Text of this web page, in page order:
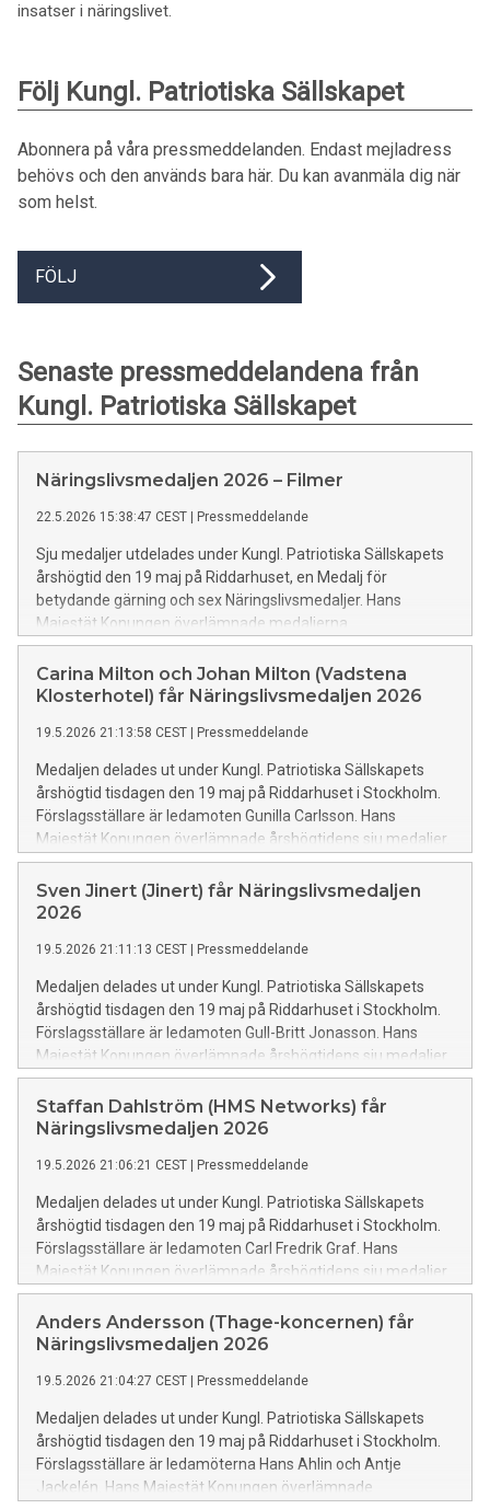
insatser i näringslivet.
Följ Kungl. Patriotiska Sällskapet
Abonnera på våra pressmeddelanden. Endast mejladress
behövs och den används bara här. Du kan avanmäla dig när
som helst.
FÖLJ
Senaste pressmeddelandena från
Kungl. Patriotiska Sällskapet
Näringslivsmedaljen 2026 – Filmer
22.5.2026 15:38:47 CEST Pressmeddelande
Sju medaljer utdelades under Kungl. Patriotiska Sällskapets
årshögtid den 19 maj på Riddarhuset, en Medalj för
betydande gärning och sex Näringslivsmedaljer. Hans
Majestät Konungen överlämnade medaljerna.
Carina Milton och Johan Milton (Vadstena
Klosterhotel) får Näringslivsmedaljen 2026
19.5.2026 21:13:58 CEST Pressmeddelande
Medaljen delades ut under Kungl. Patriotiska Sällskapets
årshögtid tisdagen den 19 maj på Riddarhuset i Stockholm.
Förslagsställare är ledamoten Gunilla Carlsson. Hans
Majestät Konungen överlämnade årshögtidens sju medaljer.
Johan Miltons togs emot av dottern vd Matilda Milton.
Sven Jinert (Jinert) får Näringslivsmedaljen
2026
19.5.2026 21:11:13 CEST Pressmeddelande
Medaljen delades ut under Kungl. Patriotiska Sällskapets
årshögtid tisdagen den 19 maj på Riddarhuset i Stockholm.
Förslagsställare är ledamoten Gull-Britt Jonasson. Hans
Majestät Konungen överlämnade årshögtidens sju medaljer.
Staffan Dahlström (HMS Networks) får
Näringslivsmedaljen 2026
19.5.2026 21:06:21 CEST Pressmeddelande
Medaljen delades ut under Kungl. Patriotiska Sällskapets
årshögtid tisdagen den 19 maj på Riddarhuset i Stockholm.
Förslagsställare är ledamoten Carl Fredrik Graf. Hans
Majestät Konungen överlämnade årshögtidens sju medaljer.
Anders Andersson (Thage-koncernen) får
Näringslivsmedaljen 2026
19.5.2026 21:04:27 CEST Pressmeddelande
Medaljen delades ut under Kungl. Patriotiska Sällskapets
årshögtid tisdagen den 19 maj på Riddarhuset i Stockholm.
Förslagsställare är ledamöterna Hans Ahlin och Antje
Jackelén. Hans Majestät Konungen överlämnade